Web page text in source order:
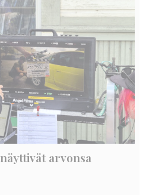
arvonsa